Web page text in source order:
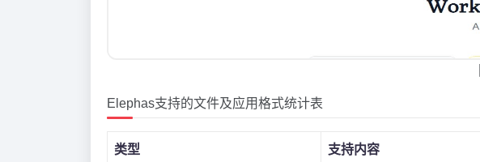
Elephas支持的文件及应用格式统计表
类型 支持内容